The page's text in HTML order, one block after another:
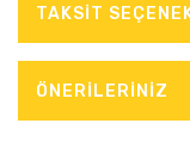
TAKSİT
ÖNERİLERİNİZ